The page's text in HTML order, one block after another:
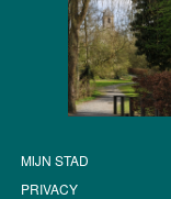
MIJN STAD
PRIVACY